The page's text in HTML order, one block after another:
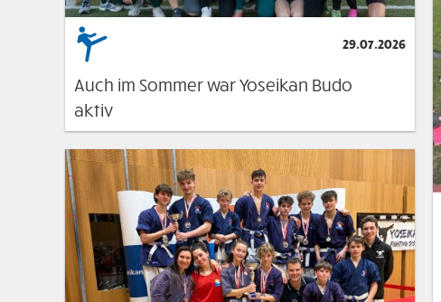
29.07.2026
Auch im Sommer war Yoseikan Budo
aktiv